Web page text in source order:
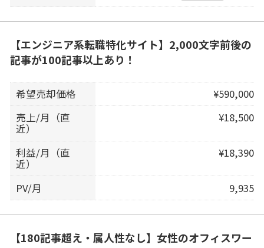
【エンジニア系転職特化サイト】2,000文字前後の
記事が100記事以上あり！
希望売却価格
¥590,000
売上/月（直
近）
¥18,500
利益/月（直
近）
¥18,390
PV/月 9,935
【180記事超え・属人性なし】女性のオフィスワー